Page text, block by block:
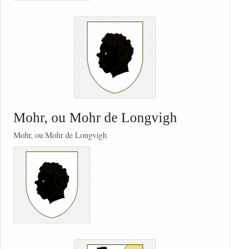
Mohr, ou Mohr de Longvigh
Mohr, ou Mohr de Longvigh